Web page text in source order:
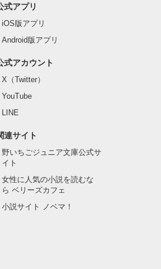
式アプリ
iOS版アプリ
Android版アプリ
式アカウント
X（Twitter）
YouTube
LINE
連サイト
野いちごジュニア文庫公式サ
イト
女性に人気の小説を読むな
ら ベリーズカフェ
小説サイト ノベマ！